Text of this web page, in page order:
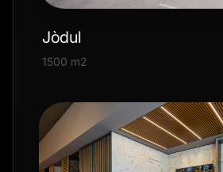
Jòdul
1500 m2